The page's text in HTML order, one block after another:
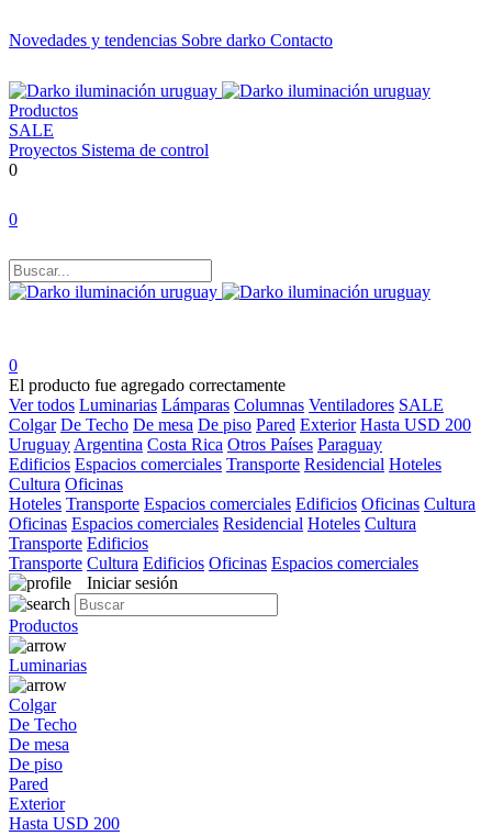
Novedades y tendencias Sobre darko Contacto
Productos
SALE
Proyectos Sistema de control
0
0
0
El producto fue agregado correctamente
Ver todos Luminarias Lámparas Columnas Ventiladores SALE
Colgar De Techo De mesa De piso Pared Exterior Hasta USD 200
Uruguay Argentina Costa Rica Otros Países Paraguay
Edificios Espacios comerciales Transporte Residencial Hoteles
Cultura Oficinas
Hoteles Transporte Espacios comerciales Edificios Oficinas Cultura
Oficinas Espacios comerciales Residencial Hoteles Cultura
Transporte Edificios
Transporte Cultura Edificios Oficinas Espacios comerciales
Iniciar sesión
Productos
Luminarias
Colgar
De Techo
De mesa
De piso
Pared
Exterior
Hasta USD 200